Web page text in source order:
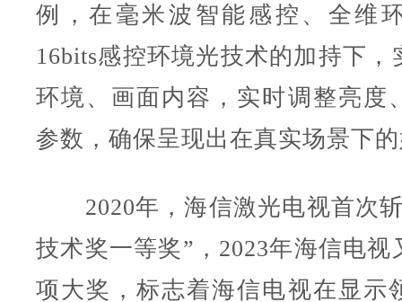
例，在毫米波智能感控、全维
16bits感控环境光技术的加持下，
环境、画面内容，实时调整亮度
参数，确保呈现出在真实场景下
2020年，海信激光电视首次斩
技术奖一等奖”，2023年海信电视
项大奖，标志着海信电视在显示